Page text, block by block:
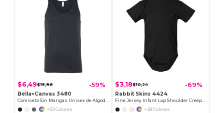
$6,49$15,96 -59%
Bella+Canvas 3480
Camiseta Sin Mangas Unisex de Algodón Premium
+32 Colores
$3,18$10,24 -69%
Rabbit Skins 4424
Fine Jersey Infant Lap Shoulder Creeper
+28 Colores